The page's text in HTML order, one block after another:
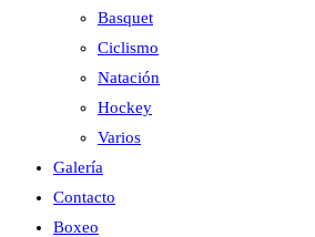
Basquet
Ciclismo
Natación
Hockey
Varios
Galería
Contacto
Boxeo